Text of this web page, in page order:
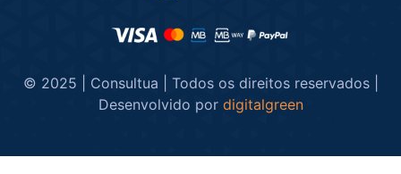
© 2025 | Consultua | Todos os direitos reservados |
Desenvolvido por digitalgreen